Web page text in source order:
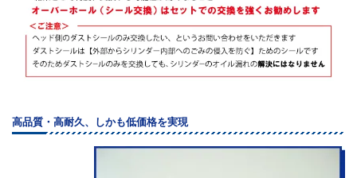
高品質・高耐久、しかも低価格を実現